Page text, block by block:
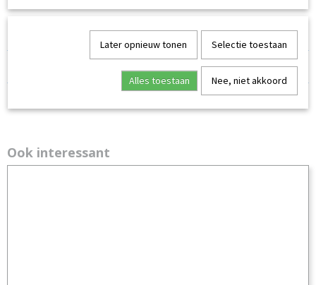
inhoud
200 ml puzzellijm in bus met applicatorspons
Ook interessant
Later opnieuw tonen Selectie toestaan
Alles toestaan Nee, niet akkoord